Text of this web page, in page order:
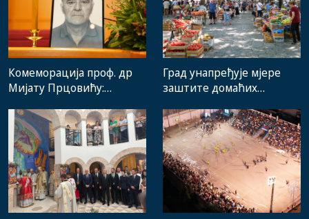
Комеморација проф. др
Мијату Прцовићу:
стручњака и човјека који
је Требиње носио у срцу
Град унапређује мјере
заштите домаћих
градске пијаце